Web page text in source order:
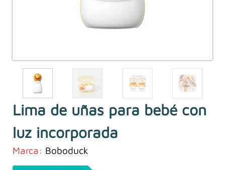
Lima de uñas para bebé con
luz incorporada
Marca: Boboduck